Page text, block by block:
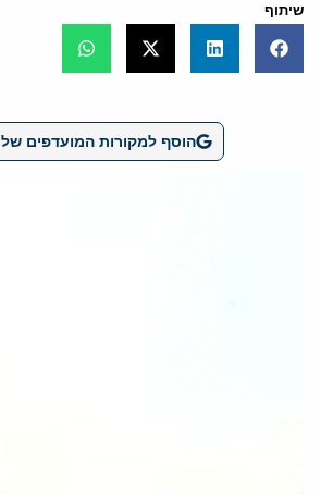
שיתוף
הוסף למקורות המועדפים של Google